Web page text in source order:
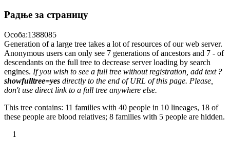
Радње за страницу
Особа:1388085
Generation of a large tree takes a lot of resources of our web server.
Anonymous users can only see 7 generations of ancestors and 7 - of
descendants on the full tree to decrease server loading by search
engines. If you wish to see a full tree without registration, add text ?
showfulltree=yes directly to the end of URL of this page. Please,
don't use direct link to a full tree anywhere else.
This tree contains: 11 families with 40 people in 10 lineages, 18 of
these people are blood relatives; 8 families with 5 people are hidden.
1